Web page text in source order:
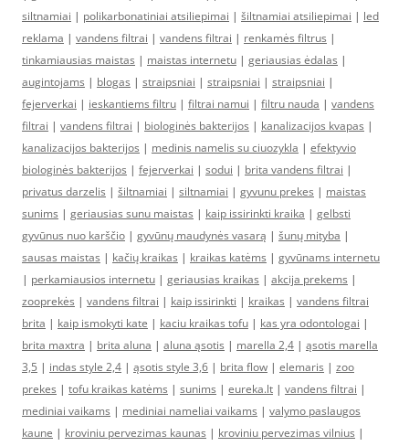
siltnamiai | polikarbonatiniai atsiliepimai | šiltnamiai atsiliepimai | led
reklama | vandens filtrai | vandens filtrai | renkamės filtrus |
tinkamiausias maistas | maistas internetu | geriausias ėdalas |
augintojams | blogas | straipsniai | straipsniai | straipsniai |
fejerverkai | ieskantiems filtru | filtrai namui | filtru nauda | vandens
filtrai | vandens filtrai | biologinės bakterijos | kanalizacijos kvapas |
kanalizacijos bakterijos | medinis namelis su ciuozykla | efektyvio
biologinės bakterijos | fejerverkai | sodui | brita vandens filtrai |
privatus darzelis | šiltnamiai | siltnamiai | gyvunu prekes | maistas
sunims | geriausias sunu maistas | kaip issirinkti kraika | gelbsti
gyvūnus nuo karščio | gyvūnų maudynės vasarą | šunų mityba |
sausas maistas | kačių kraikas | kraikas katėms | gyvūnams internetu
| perkamiausios internetu | geriausias kraikas | akcija prekems |
zooprekės | vandens filtrai | kaip issirinkti | kraikas | vandens filtrai
brita | kaip ismokyti kate | kaciu kraikas tofu | kas yra odontologai |
brita maxtra | brita aluna | aluna ąsotis | marella 2,4 | ąsotis marella
3,5 | indas style 2,4 | ąsotis style 3,6 | brita flow | elemaris | zoo
prekes | tofu kraikas katėms | sunims | eureka.lt | vandens filtrai |
mediniai vaikams | mediniai nameliai vaikams | valymo paslaugos
kaune | kroviniu pervezimas kaunas | kroviniu pervezimas vilnius |